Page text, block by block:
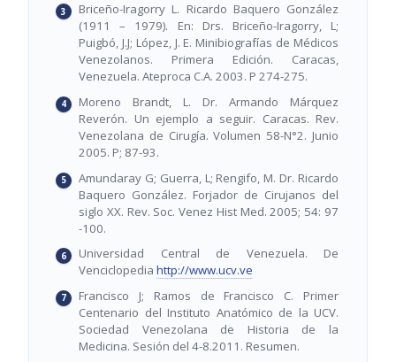
Briceño-Iragorry L. Ricardo Baquero González
(1911 – 1979). En: Drs. Briceño-Iragorry, L;
Puigbó, J.J; López, J. E. Minibiografías de Médicos
Venezolanos. Primera Edición. Caracas,
Venezuela. Ateproca C.A. 2003. P 274-275.
Moreno Brandt, L. Dr. Armando Márquez
Reverón. Un ejemplo a seguir. Caracas. Rev.
Venezolana de Cirugía. Volumen 58-N°2. Junio
2005. P; 87-93.
Amundaray G; Guerra, L; Rengifo, M. Dr. Ricardo
Baquero González. Forjador de Cirujanos del
siglo XX. Rev. Soc. Venez Hist Med. 2005; 54: 97
-100.
Universidad Central de Venezuela. De
Venciclopedia http://www.ucv.ve
Francisco J; Ramos de Francisco C. Primer
Centenario del Instituto Anatómico de la UCV.
Sociedad Venezolana de Historia de la
Medicina. Sesión del 4-8.2011. Resumen.